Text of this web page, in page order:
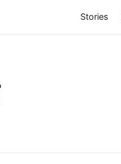
Stories